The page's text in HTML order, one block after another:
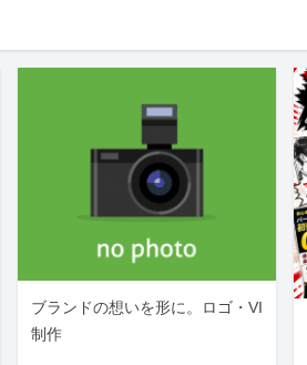
ブランドの想いを形に。ロゴ・VI
制作